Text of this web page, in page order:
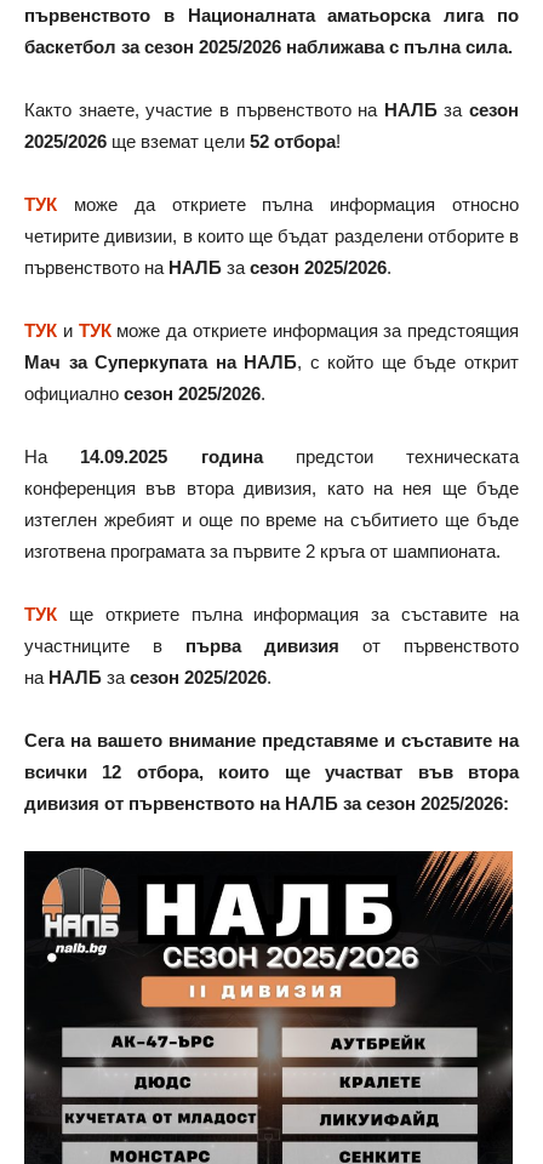
първенството в Националната аматьорска лига по
баскетбол за сезон 2025/2026 наближава с пълна сила.
Както знаете, участие в първенството на НАЛБза сезон
2025/2026 ще вземат цели 52 отбора!
ТУК може да откриете пълна информация относно
четирите дивизии, в които ще бъдат разделени отборите в
първенството на НАЛБ засезон 2025/2026.
ТУК и ТУКможе да откриете информация за предстоящия
Мач за Суперкупата на НАЛБ, с който ще бъде открит
официално сезон 2025/2026.
На 14.09.2025 годинапредстои техническата
конференция във втора дивизия, като на нея ще бъде
изтеглен жребият и още по време на събитието ще бъде
изготвена програмата за първите 2 кръга от шампионата.
ТУК ще откриете пълна информация за съставите на
участниците в първа дивизия от първенството
на НАЛБ засезон 2025/2026.
Сега на вашето внимание представяме и съставите на
всички 12 отбора, които ще участват във втора
дивизия от първенството на НАЛБ за сезон 2025/2026: